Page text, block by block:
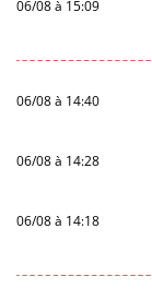
06/08 à 15:09
06/08 à 14:40
06/08 à 14:28
06/08 à 14:18